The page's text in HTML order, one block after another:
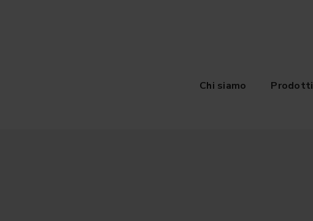
Chi siamo Prodotti